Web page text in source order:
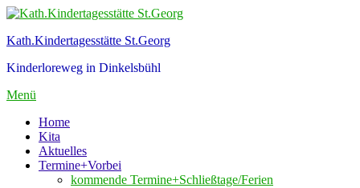
Zum
springen
Kath.Kindertagesstätte St.Georg
Kinderloreweg in Dinkelsbühl
Menü
Home
Kita
Aktuelles
Termine+Vorbei
kommende Termine+Schließtage/Ferien